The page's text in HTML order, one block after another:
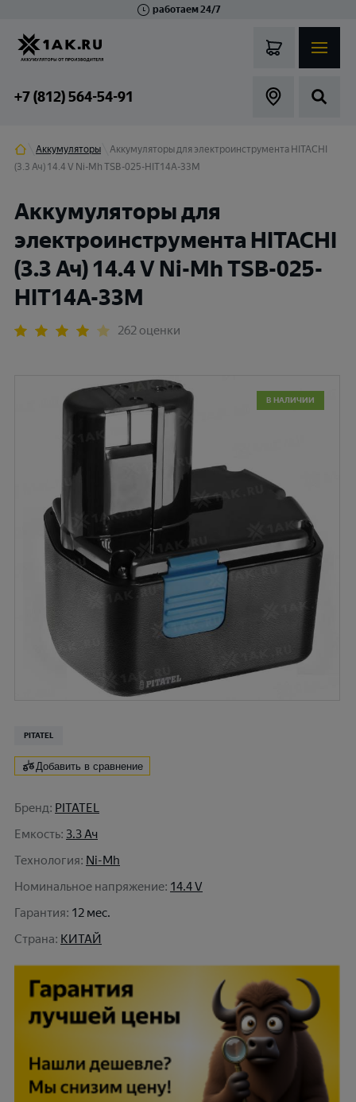
работаем 24/7
+7 (812) 564-54-91
Аккумуляторы
Аккумуляторы для электроинструмента HITACHI
(3.3 Ач) 14.4 V Ni-Mh TSB-025-HIT14A-33M
Аккумуляторы для
электроинструмента HITACHI
(3.3 Ач) 14.4 V Ni-Mh TSB-025-
HIT14A-33M
262 оценки
В НАЛИЧИИ
PITATEL
Добавить в сравнение
Бренд: PITATEL
Емкость: 3.3 Ач
Технология: Ni-Mh
Номинальное напряжение: 14.4 V
Гарантия: 12 мес.
Cтрана: КИТАЙ
Гатчина